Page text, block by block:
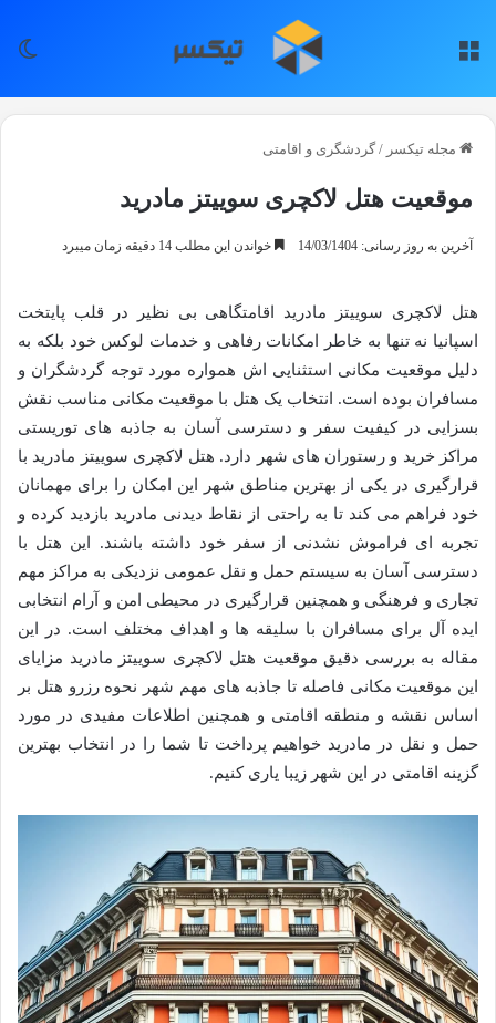
مجله تیکسر / گردشگری و اقامتی
موقعیت هتل لاکچری سوییتز مادرید
آخرین به روز رسانی: 14/03/1404 خواندن این مطلب 14 دقیقه زمان میبرد
هتل لاکچری سوییتز مادرید اقامتگاهی بی نظیر در قلب پایتخت
اسپانیا نه تنها به خاطر امکانات رفاهی و خدمات لوکس خود بلکه به
دلیل موقعیت مکانی استثنایی اش همواره مورد توجه گردشگران و
مسافران بوده است. انتخاب یک هتل با موقعیت مکانی مناسب نقش
بسزایی در کیفیت سفر و دسترسی آسان به جاذبه های توریستی
مراکز خرید و رستوران های شهر دارد. هتل لاکچری سوییتز مادرید با
قرارگیری در یکی از بهترین مناطق شهر این امکان را برای مهمانان
خود فراهم می کند تا به راحتی از نقاط دیدنی مادرید بازدید کرده و
تجربه ای فراموش نشدنی از سفر خود داشته باشند. این هتل با
دسترسی آسان به سیستم حمل و نقل عمومی نزدیکی به مراکز مهم
تجاری و فرهنگی و همچنین قرارگیری در محیطی امن و آرام انتخابی
ایده آل برای مسافران با سلیقه ها و اهداف مختلف است. در این
مقاله به بررسی دقیق موقعیت هتل لاکچری سوییتز مادرید مزایای
این موقعیت مکانی فاصله تا جاذبه های مهم شهر نحوه رزرو هتل بر
اساس نقشه و منطقه اقامتی و همچنین اطلاعات مفیدی در مورد
حمل و نقل در مادرید خواهیم پرداخت تا شما را در انتخاب بهترین
گزینه اقامتی در این شهر زیبا یاری کنیم.